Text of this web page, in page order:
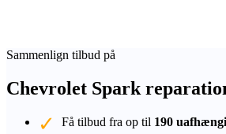
Sammenlign tilbud på
Chevrolet Spark
Få tilbud fra op til 190